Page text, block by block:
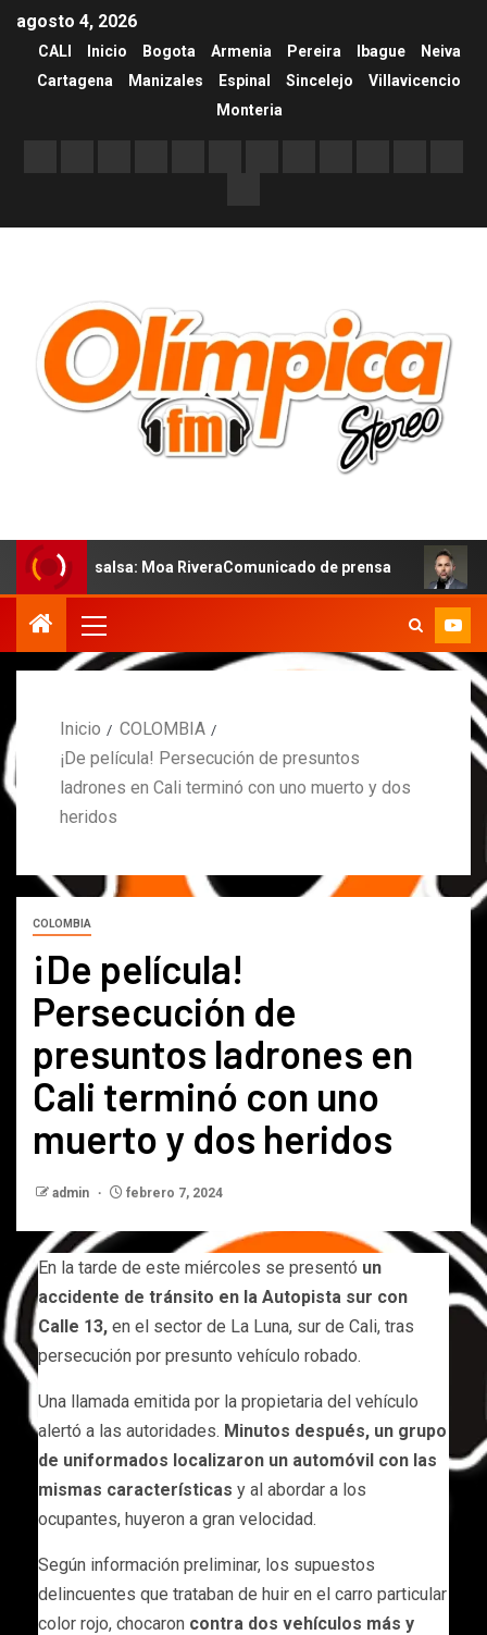
agosto 4, 2026
CALI Inicio Bogota Armenia Pereira Ibague
Neiva
Cartagena
Manizales Espinal Sincelejo
Villavicencio
Monteria
salsa: Moa RiveraComunicado de prensa MARCOS
Inicio
COLOMBIA
¡De película! Persecución de presuntos
ladrones en Cali terminó con uno muerto y dos
heridos
COLOMBIA
¡De película!
Persecución de
presuntos ladrones en
Cali terminó con uno
muerto y dos heridos
admin febrero 7, 2024
En la tarde de este miércoles se presentó un
accidente de tránsito en la Autopista sur con
Calle 13, en el sector de La Luna, sur de Cali, tras
persecución por presunto vehículo robado.
Una llamada emitida por la propietaria del vehículo
alertó a las autoridades. Minutos después, un grupo
de uniformados localizaron un automóvil con las
mismas características y al abordar a los
ocupantes, huyeron a gran velocidad.
Según información preliminar, los supuestos
delincuentes que trataban de huir en el carro particular
color rojo, chocaron contra dos vehículos más y